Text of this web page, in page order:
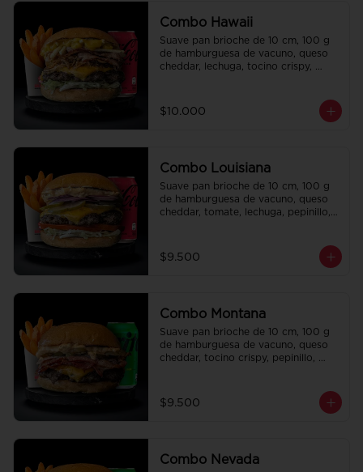
Combo Hawaii
Suave pan brioche de 10 cm, 100 g
de hamburguesa de vacuno, queso
cheddar, lechuga, tocino crispy,
perfectamente condimentadas, salsa
de la casa de regalo a elección y una
$10.000
Combo Louisiana
Suave pan brioche de 10 cm, 100 g
de hamburguesa de vacuno, queso
cheddar, tomate, lechuga, pepinillo,
condimentadas, salsa de la casa de
regalo a elección y una bebida de
$9.500
Combo Montana
Suave pan brioche de 10 cm, 100 g
de hamburguesa de vacuno, queso
cheddar, tocino crispy, pepinillo,
salsa de la casa de regalo a elección
y una Bebida de 350 cc a elección.
$9.500
Combo Nevada